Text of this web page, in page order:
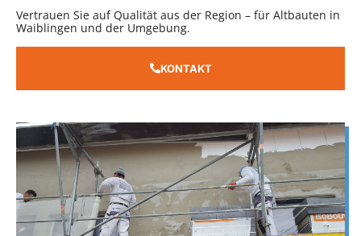
Vertrauen Sie auf Qualität aus der Region – für Altbauten in
Waiblingen und der Umgebung.
KONTAKT